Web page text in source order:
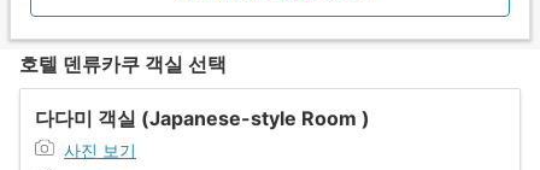
호텔 덴류카쿠 객실 선택
다다미 객실 (Japanese-style Room )
사진 보기